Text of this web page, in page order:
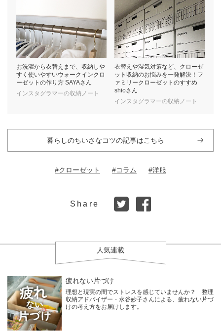
お洗濯から衣替えまで、収納しや
すく使いやすいウォークインクロ
ーゼットの作り方 SAYAさん
インスタグラマーの収納ノート
衣替えや湿気対策など、クローゼ
ット収納のお悩みを一発解決！フ
ァミリークローゼットのすすめ
shioさん
インスタグラマーの収納ノート
暮らしのちいさなコツの記事はこちら
#クローゼット #コラム #洋服
Share
人気連載
疲れない片づけ
理想と現実の間でストレスを感じていませんか？ 整理
収納アドバイザー・水谷妙子さんによる、疲れない片づ
けの考え方をお届けします。